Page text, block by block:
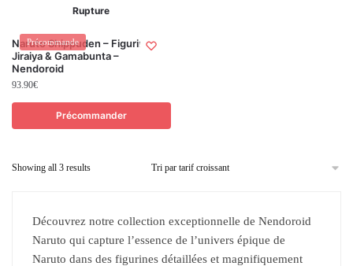
Précommande
Rupture
Naruto Shippuden – Figurine
Jiraiya & Gamabunta –
Nendoroid
93.90€
Précommander
Showing all 3 results
Découvrez notre collection exceptionnelle de Nendoroid
Naruto qui capture l’essence de l’univers épique de
Naruto dans des figurines détaillées et magnifiquement